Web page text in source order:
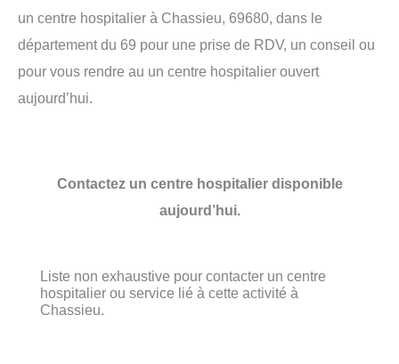
un centre hospitalier à Chassieu, 69680, dans le
département du 69 pour une prise de RDV, un conseil ou
pour vous rendre au un centre hospitalier ouvert
aujourd’hui.
Contactez un centre hospitalier disponible
aujourd’hui.
Liste non exhaustive pour contacter un centre
hospitalier ou service lié à cette activité à
Chassieu.